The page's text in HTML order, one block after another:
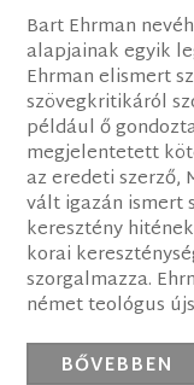
Bart Ehrman
alapjainak egyik
Ehrman elismert
szövegkritikáról
például ő
megjelentetett
az eredeti szerző,
vált igazán ismert
keresztény
korai
szorgalmazza.
német teológus
BŐVEBBEN